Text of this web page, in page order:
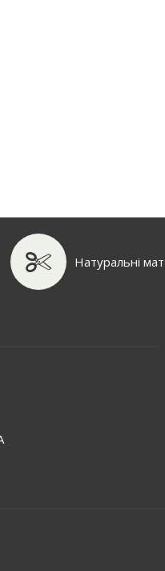
Натуральні